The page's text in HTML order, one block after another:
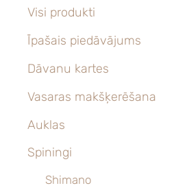
Visi produkti
Īpašais piedāvājums
Dāvanu kartes
Vasaras makšķerēšana
Auklas
Spiningi
Shimano